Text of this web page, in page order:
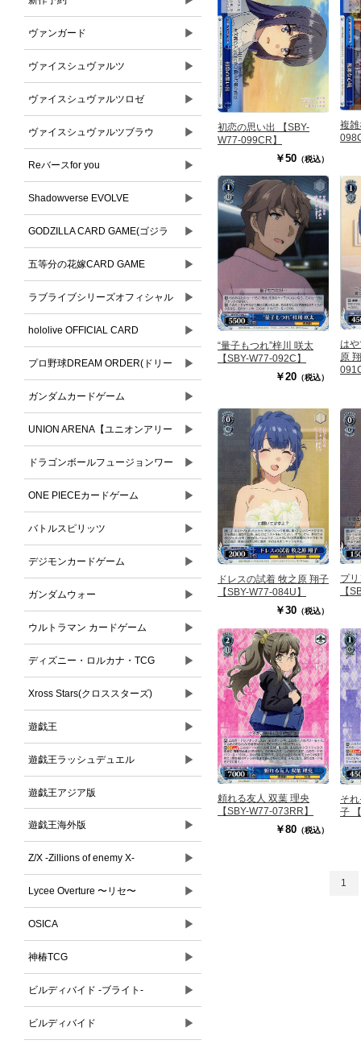
ヴァンガード ▶
ヴァイスシュヴァルツ ▶
ヴァイスシュヴァルツロゼ ▶
ヴァイスシュヴァルツブラウ ▶
Reバースfor you ▶
Shadowverse EVOLVE ▶
GODZILLA CARD GAME(ゴジラ
カードゲーム)
▶
五等分の花嫁CARD GAME ▶
ラブライブシリーズオフィシャル
カードゲーム
▶
hololive OFFICIAL CARD
GAME(ホロライブオフィシャルカ
ードゲーム)
▶
プロ野球DREAM ORDER(ドリー
ムオーダー)
▶
ガンダムカードゲーム ▶
UNION ARENA【ユニオンアリー
ナ】
▶
ドラゴンボールフュージョンワー
ルド
▶
ONE PIECEカードゲーム ▶
バトルスピリッツ ▶
デジモンカードゲーム ▶
ガンダムウォー ▶
ウルトラマン カードゲーム ▶
ディズニー・ロルカナ・TCG ▶
Xross Stars(クロススターズ) ▶
遊戯王 ▶
遊戯王ラッシュデュエル ▶
遊戯王アジア版
遊戯王海外版 ▶
Z/X -Zillions of enemy X- ▶
Lycee Overture 〜リセ〜 ▶
OSICA ▶
神椿TCG ▶
ビルディバイド -ブライト- ▶
ビルディバイド ▶
初恋の思い出 【SBY-
W77-099CR】
￥50 （税込）
複
“量子もつれ”梓川 咲太
【SBY-W77-092C】
￥20 （税込）
は
原
ドレスの試着 牧之原 翔子
【SBY-W77-084U】
￥30 （税込）
プ
【
頼れる友人 双葉 理央
【SBY-W77-073RR】
￥80 （税込）
そ
子
1